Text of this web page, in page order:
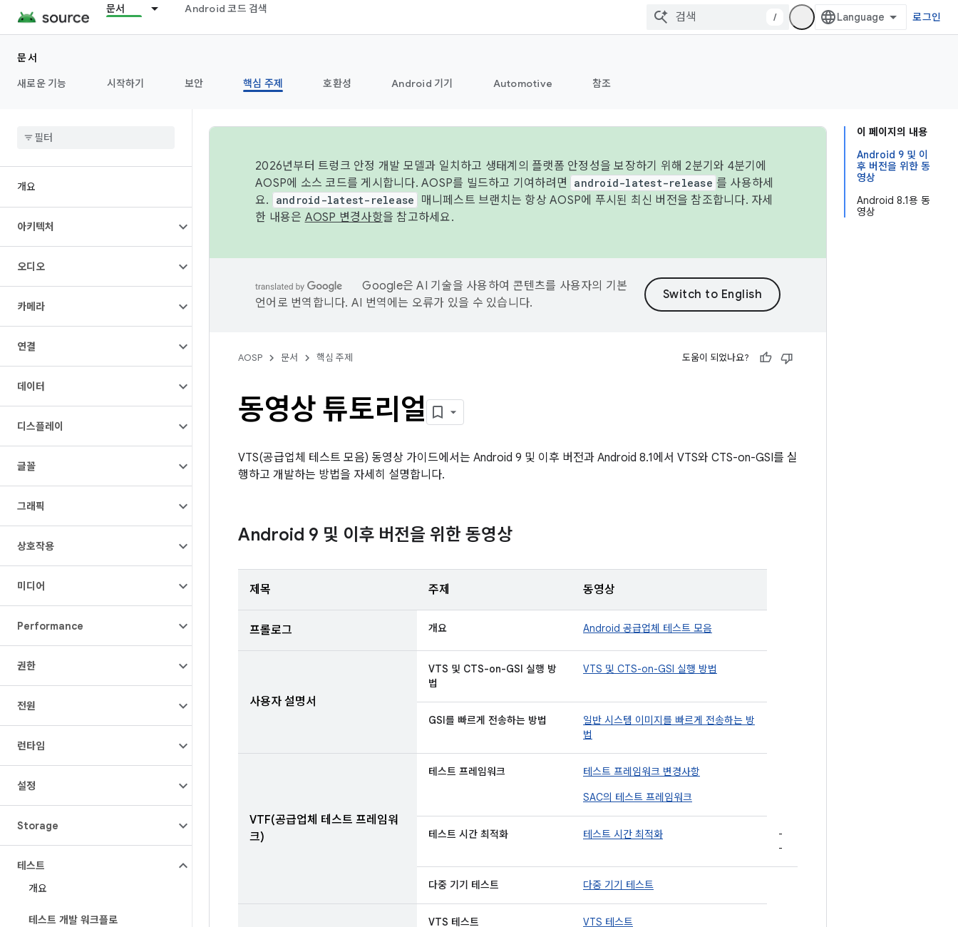
문서 Android 코드 검색
/ 로그인
문서
새로운 기능
시작하기 보안 핵심 주제 호환성 Android 기기 Automotive 참조
개요
아키텍처
오디오
카메라
연결
데이터
디스플레이
글꼴
그래픽
상호작용
미디어
Performance
권한
전원
런타임
설정
Storage
테스트
개요
테스트 개발 워크플로
이 페이지의 내용
Android 9 및 이
후 버전을 위한 동
영상
Android 8.1용 동
영상
2026년부터 트렁크 안정 개발 모델과 일치하고 생태계의 플랫폼 안정성을 보장하기 위해 2분기와 4분기에
AOSP에 소스 코드를 게시합니다. AOSP를 빌드하고 기여하려면
android-latest-release 를 사용하세
요.
android-latest-release
매니페스트 브랜치는 항상 AOSP에 푸시된 최신 버전을 참조합니다. 자세
한 내용은 AOSP 변경사항을 참고하세요.
Google은 AI 기술을 사용하여 콘텐츠를 사용자의 기본
언어로 번역합니다. AI 번역에는 오류가 있을 수 있습니다.
AOSP 문서 핵심 주제 도움이 되었나요?
동영상 튜토리얼
VTS(공급업체 테스트 모음) 동영상 가이드에서는 Android 9 및 이후 버전과 Android 8.1에서 VTS와 CTS-on-GSI를 실
행하고 개발하는 방법을 자세히 설명합니다.
Android 9 및 이후 버전을 위한 동영상
제목 주제 동영상
프롤로그 개요 Android 공급업체 테스트 모음
사용자 설명서
VTS 및 CTS-on-GSI 실행 방
법
VTS 및 CTS-on-GSI 실행 방법
GSI를 빠르게 전송하는 방법
일반 시스템 이미지를 빠르게 전송하는 방
법
VTF(공급업체 테스트 프레임워
크)
테스트 프레임워크
테스트 프레임워크 변경사항
SAC의 테스트 프레임워크
테스트 시간 최적화 테스트 시간 최적화
-
-
다중 기기 테스트 다중 기기 테스트
VTS 테스트 VTS 테스트